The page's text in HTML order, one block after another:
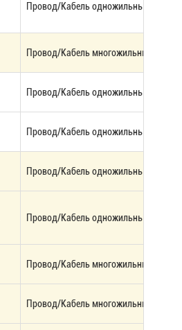
Провод/Кабель одножильный
Провод/Кабель многожильный, медь
Провод/Кабель одножильный, медь
Провод/Кабель одножильный, медь
Провод/Кабель одножильный, медь
Провод/Кабель одножильный, медь
Провод/Кабель многожильный,
Провод/Кабель многожильный, синий